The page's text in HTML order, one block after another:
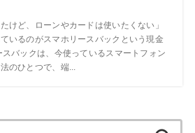
けど、ローンやカードは使いたくない」
いるのがスマホリースバックという現金
バックは、今使っているスマートフォン
のひとつで、端...